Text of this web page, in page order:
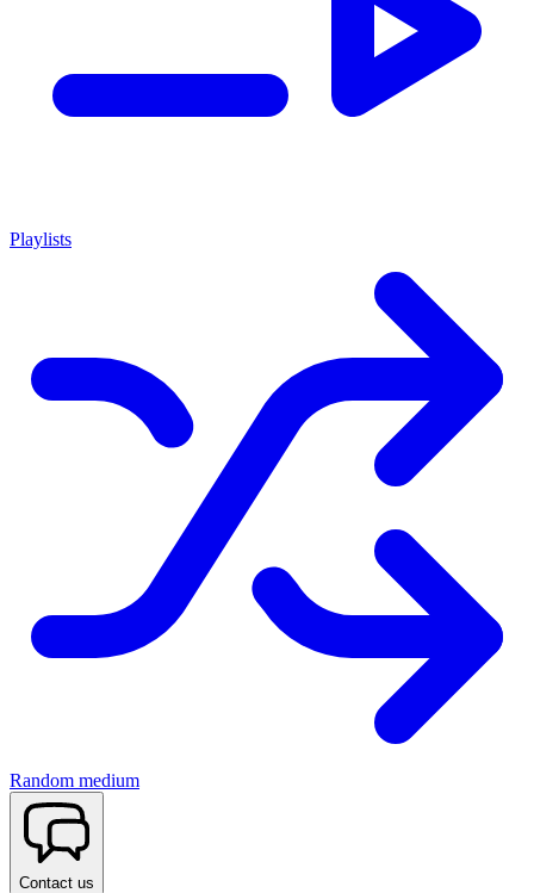
Playlists
Random medium
Contact us